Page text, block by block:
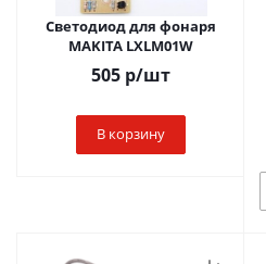
Светодиод для фонаря
MAKITA LXLM01W
505 р/шт
В корзину